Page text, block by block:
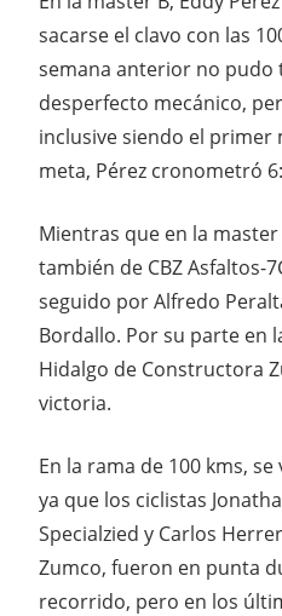
sacarse el clavo con las
semana anterior no
desperfecto mecánico,
inclusive siendo el primer
meta, Pérez cronometró
Mientras que en la master
también de CBZ Asfaltos-
seguido por Alfredo
Bordallo. Por su parte en
Hidalgo de Constructora
victoria.
En la rama de 100 kms,
ya que los ciclistas
Specialzied y Carlos
Zumco, fueron en punta
recorrido, pero en los